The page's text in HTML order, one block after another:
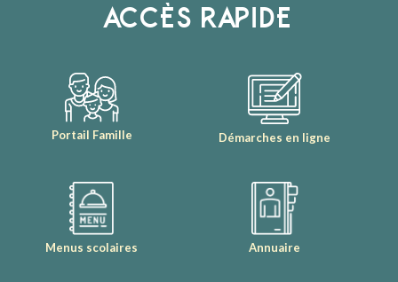
ACCÈS RAPIDE
Portail Famille Démarches en ligne
Menus scolaires Annuaire